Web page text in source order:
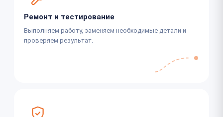
Ремонт и тестирование
Выполняем работу, заменяем необходимые детали и
проверяем результат.